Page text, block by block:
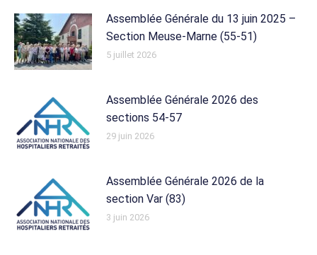
Assemblée Générale du 13 juin 2025 –
Section Meuse-Marne (55-51)
5 juillet 2026
Assemblée Générale 2026 des
sections 54-57
29 juin 2026
Assemblée Générale 2026 de la
section Var (83)
3 juin 2026